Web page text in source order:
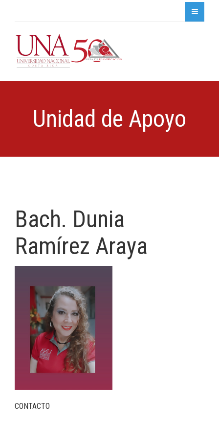
Unidad de Apoyo
Bach. Dunia
Ramírez Araya
CONTACTO